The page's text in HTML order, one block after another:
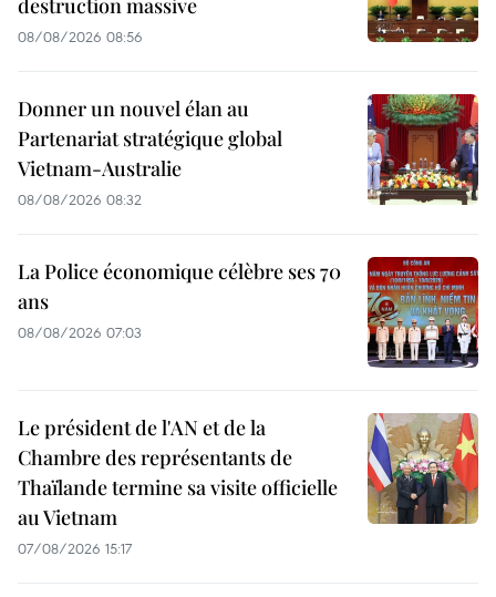
destruction massive
08/08/2026 08:56
Donner un nouvel élan au
Partenariat stratégique global
Vietnam-Australie
08/08/2026 08:32
La Police économique célèbre ses 70
ans
08/08/2026 07:03
Le président de l'AN et de la
Chambre des représentants de
Thaïlande termine sa visite officielle
au Vietnam
07/08/2026 15:17